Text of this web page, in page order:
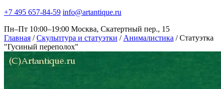
+7 495 657-84-59 info@artantique.ru
Пн–Пт 10:00–19:00 Москва, Скатертный пер., 15
Главная / Скульптура и статуэтки / Анималистика / Статуэтка
"Гусиный переполох"